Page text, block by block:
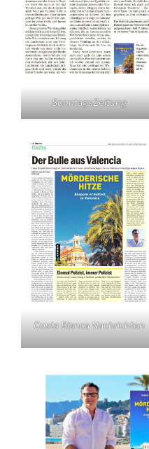
SonntagsZeitung
Costa Blanca Nachrichten